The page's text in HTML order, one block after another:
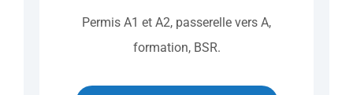
Permis A1 et A2, passerelle vers A,
formation, BSR.